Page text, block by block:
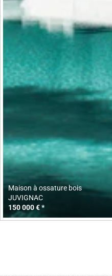
Maison à ossature bois
JUVIGNAC
150 000 € *